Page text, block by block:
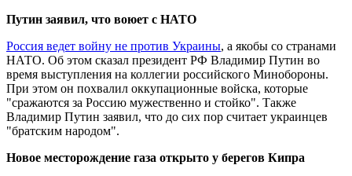
Путин заявил, что воюет с НАТО
Россия ведет войну не против Украины, а якобы со странами
НАТО. Об этом сказал президент РФ Владимир Путин во
время выступления на коллегии российского Минобороны.
При этом он похвалил оккупационные войска, которые
"сражаются за Россию мужественно и стойко". Также
Владимир Путин заявил, что до сих пор считает украинцев
"братским народом".
Новое месторождение газа открыто у берегов Кипра